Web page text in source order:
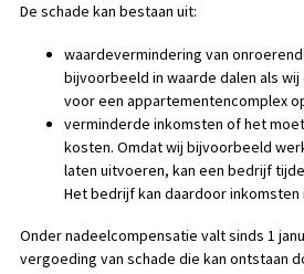
De schade kan bestaan uit:
waardevermindering van
bijvoorbeeld in waarde dalen als
voor een appartementencomplex
verminderde inkomsten of het
kosten. Omdat wij bijvoorbeeld
laten uitvoeren, kan een bedrijf
Het bedrijf kan daardoor inkomsten
Onder nadeelcompensatie valt sinds 1
vergoeding van schade die kan ontstaan